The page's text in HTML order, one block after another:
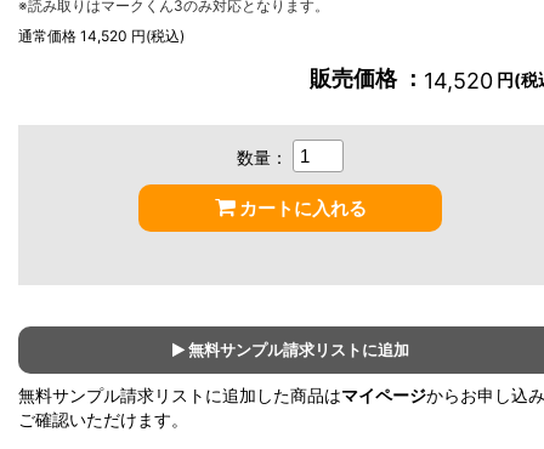
※読み取りはマークくん3のみ対応となります。
通常価格 14,520 円(税込)
販売価格 ： 14,520 円(税
数量：
カートに入れる
無料サンプル請求リストに追加
無料サンプル請求リストに追加した商品はマイページからお申し込
ご確認いただけます。